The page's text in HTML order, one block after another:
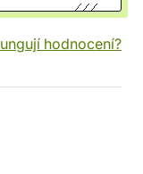
hodnocení?